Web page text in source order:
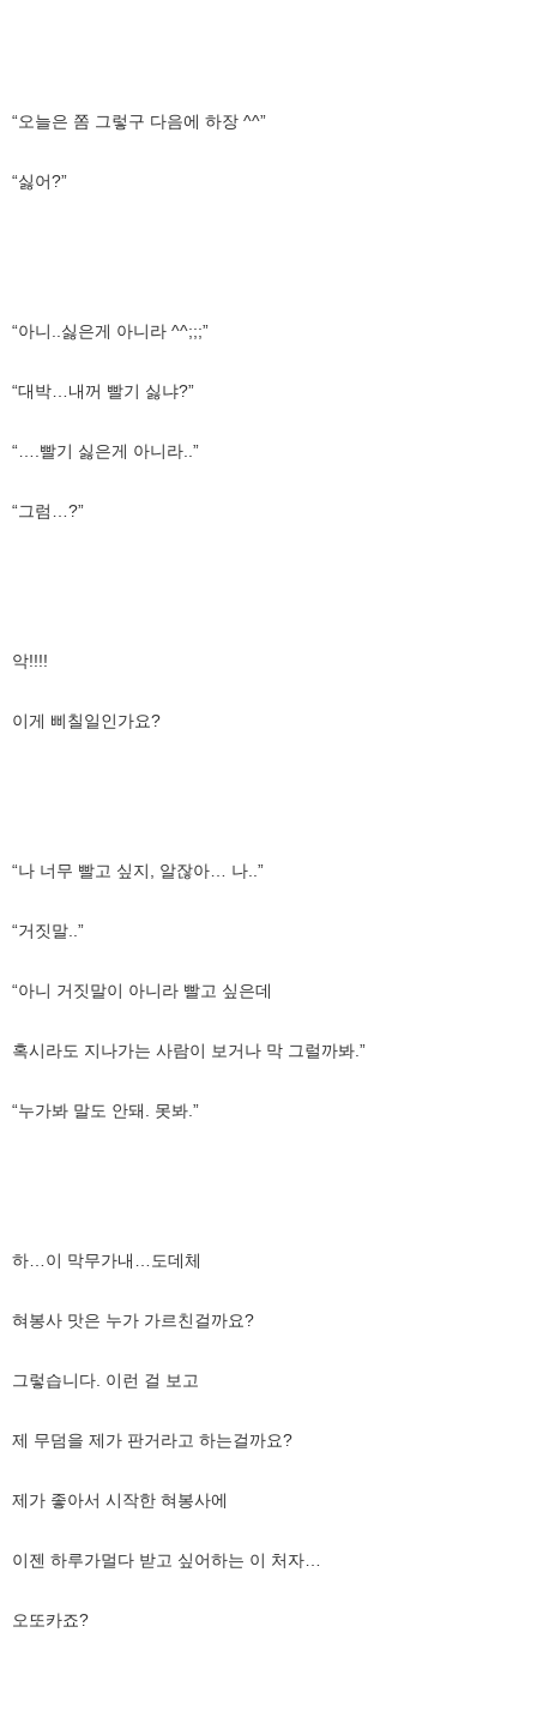
“오늘은 쫌 그렇구 다음에 하장 ^^”
“싫어?”
“아니..싫은게 아니라 ^^;;;”
“대박…내꺼 빨기 싫냐?”
“….빨기 싫은게 아니라..”
“그럼…?”
악!!!!
이게 삐칠일인가요?
“나 너무 빨고 싶지, 알잖아… 나..”
“거짓말..”
“아니 거짓말이 아니라 빨고 싶은데
혹시라도 지나가는 사람이 보거나 막 그럴까봐.”
“누가봐 말도 안돼. 못봐.”
하…이 막무가내…도데체
혀봉사 맛은 누가 가르친걸까요?
그렇습니다. 이런 걸 보고
제 무덤을 제가 판거라고 하는걸까요?
제가 좋아서 시작한 혀봉사에
이젠 하루가멀다 받고 싶어하는 이 처자…
오또카죠?